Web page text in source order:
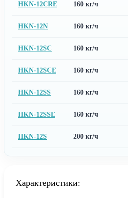
HKN-12CRE 160 кг/ч
HKN-12N 160 кг/ч
HKN-12SC 160 кг/ч
HKN-12SCE 160 кг/ч
HKN-12SS 160 кг/ч
HKN-12SSE 160 кг/ч
HKN-12S 200 кг/ч
Характеристики: